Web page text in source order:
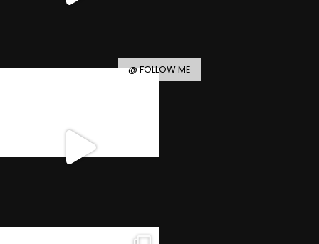
@ FOLLOW ME